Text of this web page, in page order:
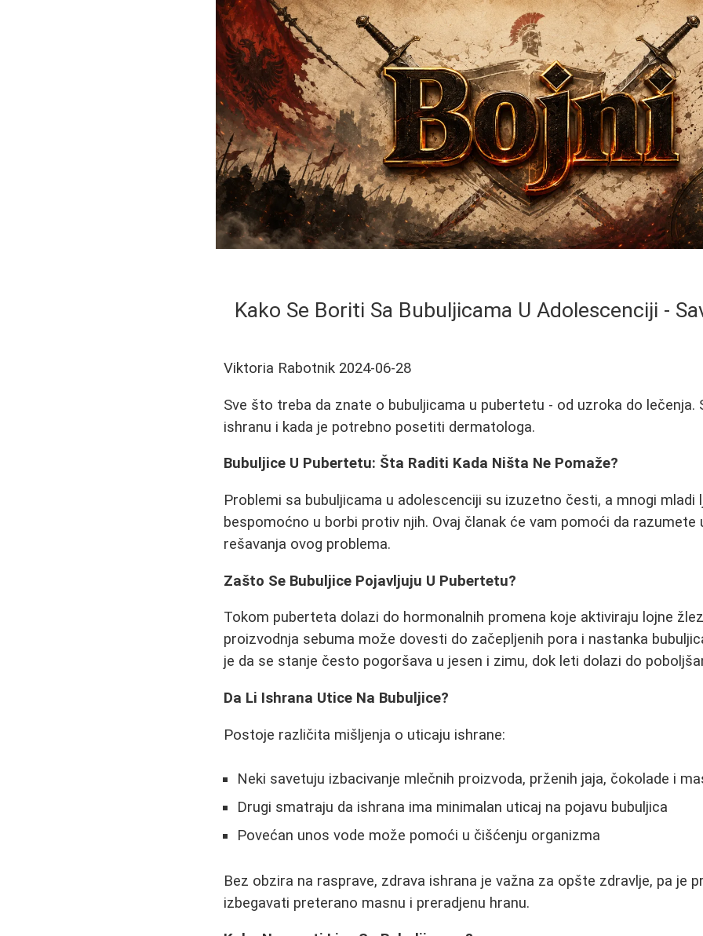
Kako Se Boriti Sa Bubuljicama U Adolescenciji -
Viktoria Rabotnik 2024-06-28
Sve što treba da znate o bubuljicama u pubertetu - od uzroka do lečenja.
ishranu i kada je potrebno posetiti dermatologa.
Bubuljice U Pubertetu: Šta Raditi Kada Ništa Ne Pomaže?
Problemi sa bubuljicama u adolescenciji su izuzetno česti, a mnogi mladi
bespomoćno u borbi protiv njih. Ovaj članak će vam pomoći da razumete
rešavanja ovog problema.
Zašto Se Bubuljice Pojavljuju U Pubertetu?
Tokom puberteta dolazi do hormonalnih promena koje aktiviraju lojne
proizvodnja sebuma može dovesti do začepljenih pora i nastanka
je da se stanje često pogoršava u jesen i zimu, dok leti dolazi do
Da Li Ishrana Utice Na Bubuljice?
Postoje različita mišljenja o uticaju ishrane:
Neki savetuju izbacivanje mlečnih proizvoda, prženih jaja, čokolade i
Drugi smatraju da ishrana ima minimalan uticaj na pojavu bubuljica
Povećan unos vode može pomoći u čišćenju organizma
Bez obzira na rasprave, zdrava ishrana je važna za opšte zdravlje, pa je
izbegavati preterano masnu i preradjenu hranu.